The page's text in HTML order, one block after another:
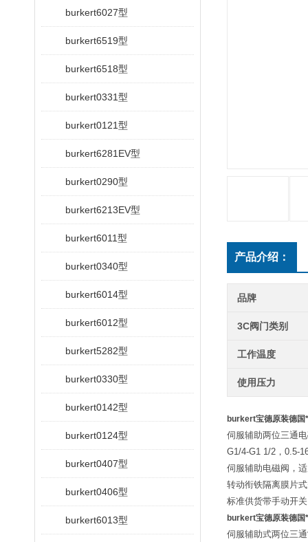
burkert6027型
burkert6519型
burkert6518型
burkert0331型
burkert0121型
burkert6281EV型
burkert0290型
burkert6213EV型
burkert6011型
burkert0340型
burkert6014型
burkert6012型
burkert5282型
burkert0330型
burkert0142型
burkert0124型
burkert0407型
burkert0406型
burkert6013型
产品介绍：
品牌
3C阀门类别
工作温度
使用压力
burkert宝德原装德国
伺服辅助两位三通
G1/4-G1 1/2 ， 0.5-
伺服辅助电磁阀，
转动衔铁隔离膜片
标准供货带手动开关
burkert宝德原装德国
伺服辅助式两位三